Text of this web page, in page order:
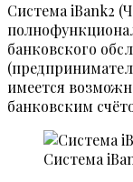
Система iBank2
банковского
имеется
банковским
Система